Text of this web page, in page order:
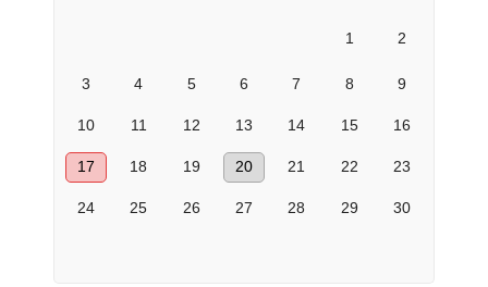
1 2
3 4 5 6 7 8 9
10 11 12 13 14 15 16
17 18 19 20 21 22 23
24 25 26 27 28 29 30